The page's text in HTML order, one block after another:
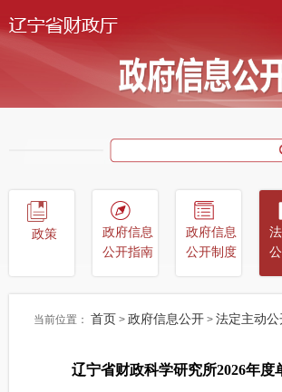
政策
政府信息
公开指南
政府信息
公开制度
当前位置： 首页 > 政府信息公开> 法定主动公
辽宁省财政科学研究所2026年度